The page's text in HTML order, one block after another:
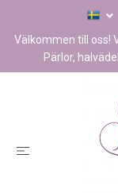
Välkommen till oss!
Pärlor,